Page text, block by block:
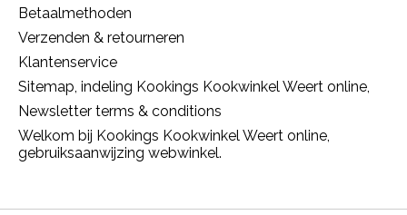
Betaalmethoden
Verzenden & retourneren
Klantenservice
Sitemap, indeling Kookings Kookwinkel Weert online,
Newsletter terms & conditions
Welkom bij Kookings Kookwinkel Weert online,
gebruiksaanwijzing webwinkel.